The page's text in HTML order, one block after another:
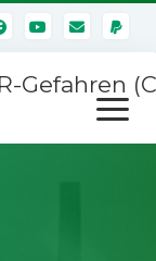
Gefahren
Menü
öffnen